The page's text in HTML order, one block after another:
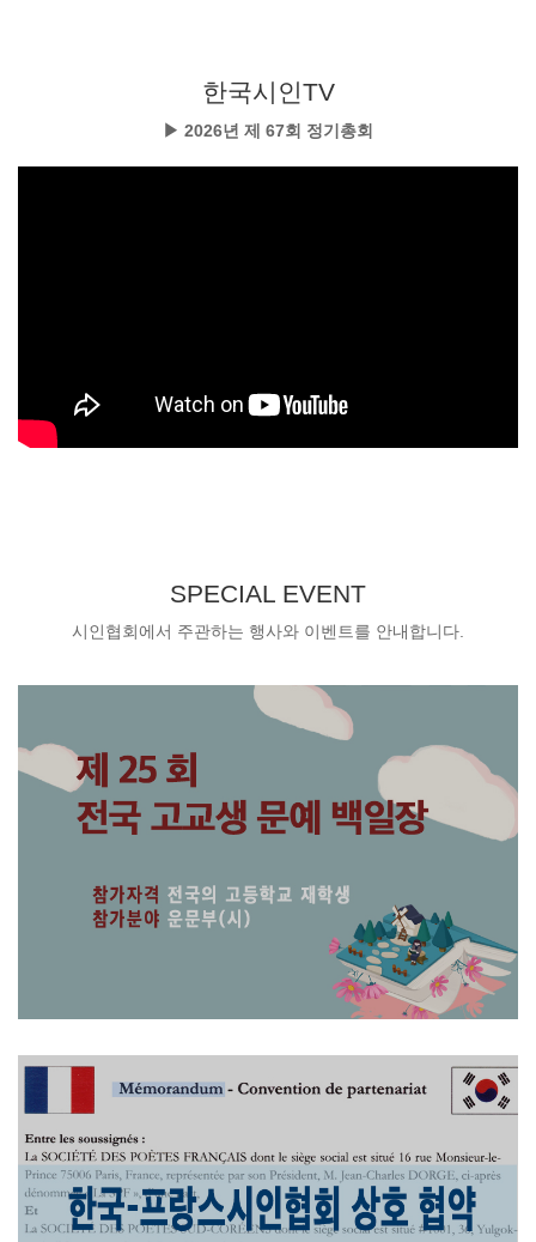
한국시인TV
▶ 2026년 제 67회 정기총회
SPECIAL EVENT
시인협회에서 주관하는 행사와 이벤트를 안내합니다.